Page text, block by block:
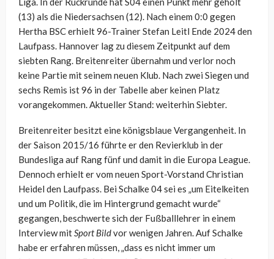
(13) als die Niedersachsen (12). Nach einem 0:0 gegen
Hertha BSC erhielt 96-Trainer Stefan Leitl Ende 2024 den
Laufpass. Hannover lag zu diesem Zeitpunkt auf dem
siebten Rang. Breitenreiter übernahm und verlor noch
keine Partie mit seinem neuen Klub. Nach zwei Siegen und
sechs Remis ist 96 in der Tabelle aber keinen Platz
vorangekommen. Aktueller Stand: weiterhin Siebter.
Breitenreiter besitzt eine königsblaue Vergangenheit. In
der Saison 2015/16 führte er den Revierklub in der
Bundesliga auf Rang fünf und damit in die Europa League.
Dennoch erhielt er vom neuen Sport-Vorstand Christian
Heidel den Laufpass. Bei Schalke 04 sei es „um Eitelkeiten
und um Politik, die im Hintergrund gemacht wurde“
gegangen, beschwerte sich der Fußballlehrer in einem
Interview mitSport Bildvor wenigen Jahren. Auf Schalke
habe er erfahren müssen, „dass es nicht immer um